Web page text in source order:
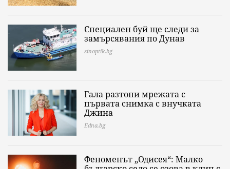
Специален буй ще следи за
замърсявания по Дунав
sinoptik.bg
Гала разтопи мрежата с
първата снимка с внучката
Джина
Edna.bg
Феноменът „Одисея“: Малко